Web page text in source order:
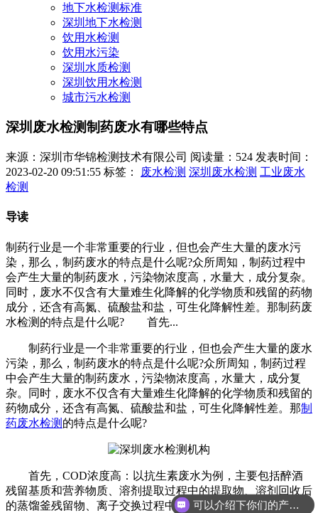
地下水检测标准
深圳地下水检测
饮用水检测
饮用水污染
深圳水质检测
深圳饮用水检测
城市污水检测
深圳废水检测制药废水有哪些特点
来源：深圳市华锦检测技术有限公司 阅读量：524 发表时间：
2023-02-20 09:51:55 标签： 废水检测 深圳废水检测 工业废水
检测
导读
制药行业是一个非常重要的行业，但也会产生大量的废水污
染，那么，制药废水的特点是什么呢?众所周知，制药过程中
会产生大量的制药废水，污染物浓度高，水量大，成分复杂。
同时，废水不仅含有大量难生化降解的化学物质和残留的药物
成分，还含有高氮、硫酸盐和盐，可生化降解性差。那制药废
水检测的特点是什么呢? 首先...
制药行业是一个非常重要的行业，但也会产生大量的废水
污染，那么，制药废水的特点是什么呢?众所周知，制药过程
中会产生大量的制药废水，污染物浓度高，水量大，成分复
杂。同时，废水不仅含有大量难生化降解的化学物质和残留的
药物成分，还含有高氮、硫酸盐和盐，可生化降解性差。那制
药废水检测 的特点是什么呢?
首先，COD浓度高：以抗生素废水为例，主要包括醉酒
残留基质和营养物质、溶剂提取过程中的提取物、溶剂回收后
的蒸馏釜残留物、离子交换过程中排放的吸附废物、水中不溶
可以介绍下你们的产品么